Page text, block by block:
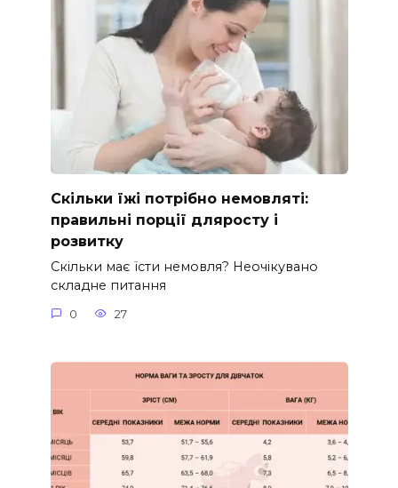
Скільки їжі потрібно немовляті:
правильні порції дляросту і
розвитку
Скільки має їсти немовля? Неочікувано
складне питання
0 27